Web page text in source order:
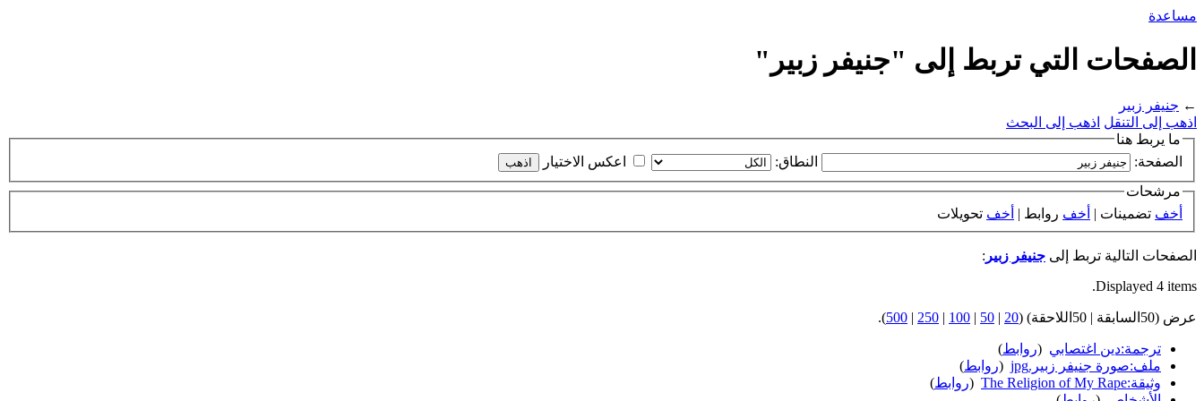
مساعدة
الصفحات التي تربط إلى "جنيفر زبير"
← جنيفر زبير
اذهب إلى التنقل اذهب إلى البحث
ما يربط هنا
الصفحة:
النطاق:
اعكس الاختيار
مرشحات
أخف تضمينات | أخف روابط | أخف تحويلات
الصفحات التالية تربط إلى جنيفر زبير :
Displayed 4 items.
عرض (50السابقة | 50اللاحقة) ( 20
|
50
|
100
|
250
|
500
).
ترجمة:دين اغتصابي (روابط)
ملف:صورة جنيفر زبير.jpg
(روابط)
وثيقة:The Religion of My Rape
(روابط)